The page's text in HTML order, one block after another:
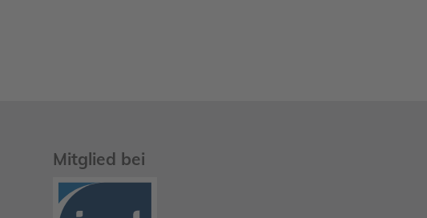
Mitglied bei